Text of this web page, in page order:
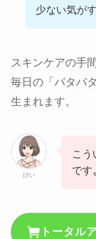
少ない気が
スキンケアの手
毎日の「バタバ
生まれます。
けい
こう
です
トータル